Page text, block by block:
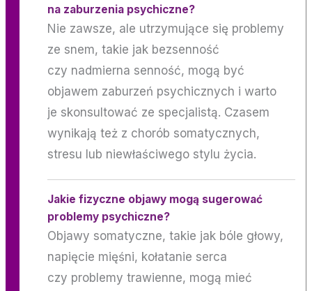
na zaburzenia psychiczne?
Nie zawsze, ale utrzymujące się problemy
ze snem, takie jak bezsenność
czy nadmierna senność, mogą być
objawem zaburzeń psychicznych i warto
je skonsultować ze specjalistą. Czasem
wynikają też z chorób somatycznych,
stresu lub niewłaściwego stylu życia.
Jakie fizyczne objawy mogą sugerować
problemy psychiczne?
Objawy somatyczne, takie jak bóle głowy,
napięcie mięśni, kołatanie serca
czy problemy trawienne, mogą mieć